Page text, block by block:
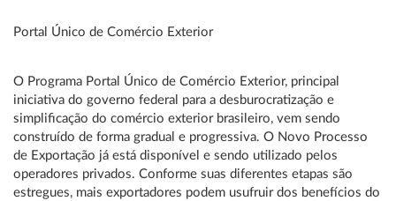
Portal Único de Comércio Exterior
O Programa Portal Único de Comércio Exterior, principal
iniciativa do governo federal para a desburocratização e
simplificação do comércio exterior brasileiro, vem sendo
construído de forma gradual e progressiva. O Novo Processo
de Exportação já está disponível e sendo utilizado pelos
operadores privados. Conforme suas diferentes etapas são
estregues, mais exportadores podem usufruir dos benefícios do